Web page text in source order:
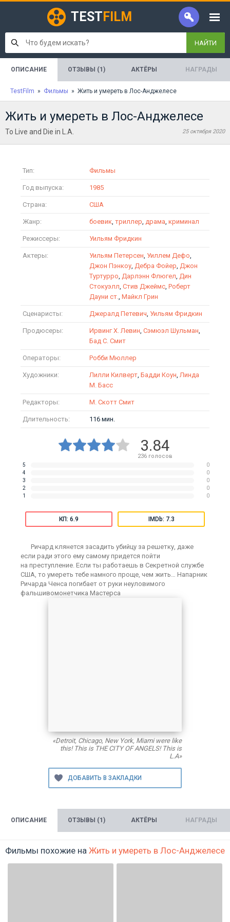
TEST FILM
НАЙТИ
ОПИСАНИЕ ОТЗЫВЫ (1) АКТЁРЫ НАГРАДЫ
TestFilm » Фильмы » Жить и умереть в Лос-Анджелесе
Жить и умереть в Лос-Анджелесе
To Live and Die in L.A. 25 октября 2020
Тип: Фильмы
Год выпуска: 1985
Страна: США
Жанр: боевик, триллер, драма, криминал
Режиссеры: Уильям Фридкин
Актеры: Уильям Петерсен, Уиллем Дефо,
Джон Пэнкоу, Дебра Фойер, Джон
Туртурро, Дарлэнн Флюгел, Дин
Стокуэлл, Стив Джеймс, Роберт
Дауни ст., Майкл Грин
Сценаристы: Джералд Петевич, Уильям Фридкин
Продюсеры: Ирвинг Х. Левин, Сэмюэл Шульман,
Бад С. Смит
Операторы: Робби Мюллер
Художники: Лилли Килверт, Бадди Коун, Линда
М. Басс
Редакторы: М. Скотт Смит
Длительность: 116 мин.
3.84
236голосов
5
0
4
0
3
0
2
0
1
0
КП: 6.9 IMDb: 7.3
Ричард клянется засадить убийцу за решетку, даже
если ради этого ему самому придется пойти
на преступление. Если ты работаешь в Секретной службе
США, то умереть тебе намного проще, чем жить… Напарник
Ричарда Ченса погибает от руки неуловимого
фальшивомонетчика Мастерса
«Detroit, Chicago, New York, Miami were like
this! This is THE CITY OF ANGELS! This is
L.A»
ОПИСАНИЕ ОТЗЫВЫ (1) АКТЁРЫ НАГРАДЫ
Фильмы похожие на Жить и умереть в Лос-Анджелесе